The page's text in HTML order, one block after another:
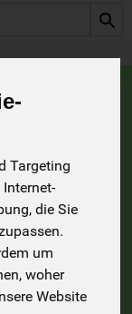
Targeting
die Sie
um
woher
Website